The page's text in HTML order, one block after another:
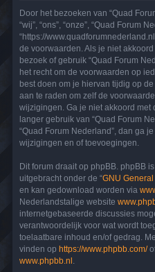
Door het bezoeken van “Quad
“wij”, “ons”, “onze”, “Quad Forum
“https://
de voorwaarden. Als je niet
bezoek of gebruik “Quad Forum
het recht om de voorwaarden op
best doen om je hiervan tijdig op
aan te raden om zelf de
wijzigingen. Ga je niet akkoord
langer gebruik van “Quad Forum
“Quad Forum Nederland”, dan ga
wijzigingen en of toevoegingen.
Dit forum draait op phpBB. phpBB
uitgebracht onder de “GNU
en kan gedownload worden via
Nederlandstalige website
internetgebaseerde discussies
verantwoordelijk voor wat wordt
toelaatbare inhoud en/of gedrag.
vinden op https://www.phpbb.com/
www.phpbb.nl